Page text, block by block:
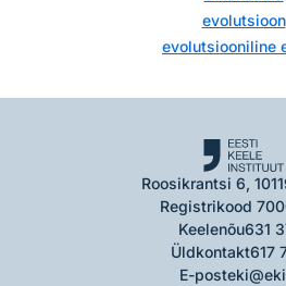
evolutsioon
evolutsiooniline
Roosikrantsi 6,
Registrikood
Keelenõu631
Üldkontakt617
E-post